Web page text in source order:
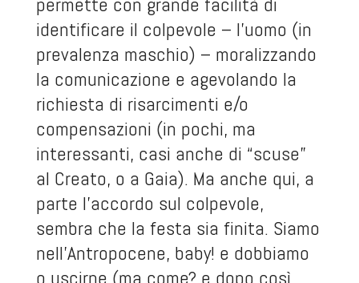
identificare il colpevole – l’uomo (in
prevalenza maschio) – moralizzando
la comunicazione e agevolando la
richiesta di risarcimenti e/o
compensazioni (in pochi, ma
interessanti, casi anche di “scuse”
al Creato, o a Gaia). Ma anche qui, a
parte l’accordo sul colpevole,
sembra che la festa sia finita. Siamo
nell’Antropocene, baby! e dobbiamo
o uscirne (ma come? e dopo così